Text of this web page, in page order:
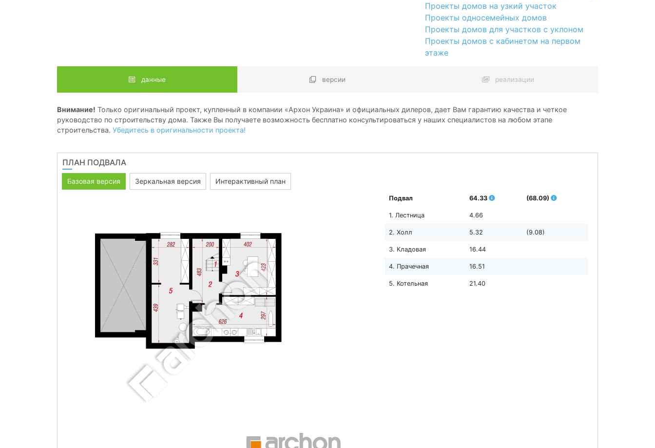
Проекты домов на узкий участок
Проекты односемейных домов
Проекты домов для участков с уклоном
Проекты домов с кабинетом на первом
этаже
данные версии реализации
Внимание! Только оригинальный проект, купленный в компании «Архон Украина» и официальных дилеров, дает Вам гарантию качества и четкое
руководство по строительству дома. Также Вы получаете возможность бесплатно консультироваться у наших специалистов на любом этапе
строительства. Убедитесь в оригинальности проекта!
ПЛАН ПОДВАЛА
Базовая версия Зеркальная версия Интерактивный план
Подвал 64.33 (68.09)
1. Лестница 4.66
2. Холл 5.32 (9.08)
3. Кладовая 16.44
4. Прачечная 16.51
5. Котельная 21.40